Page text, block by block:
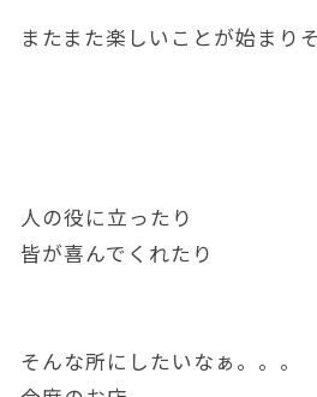
またまた楽しいことが始まり
人の役に立ったり
皆が喜んでくれたり
そんな所にしたいなぁ。。。